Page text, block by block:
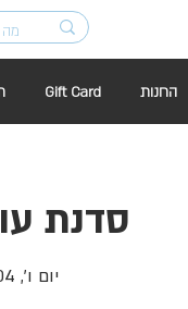
החנות Gift Card
סדנת
יום ו׳, 04 ביוני